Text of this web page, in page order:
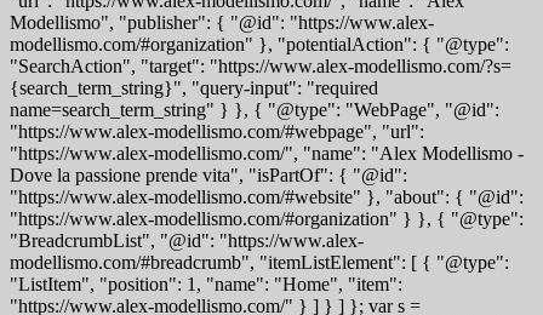
Modellismo", "publisher": { "@id": "https://www.alex-
modellismo.com/#organization" }, "potentialAction": { "@type":
"SearchAction", "target": "https://www.alex-modellismo.com/?s=
{search_term_string}", "query-input": "required
name=search_term_string" } }, { "@type": "WebPage", "@id":
"https://www.alex-modellismo.com/#webpage", "url":
"https://www.alex-modellismo.com/", "name": "Alex Modellismo -
Dove la passione prende vita", "isPartOf": { "@id":
"https://www.alex-modellismo.com/#website" }, "about": { "@id":
"https://www.alex-modellismo.com/#organization" } }, { "@type":
"BreadcrumbList", "@id": "https://www.alex-
modellismo.com/#breadcrumb", "itemListElement": [ { "@type":
"ListItem", "position": 1, "name": "Home", "item":
"https://www.alex-modellismo.com/" } ] } ] }; var s =